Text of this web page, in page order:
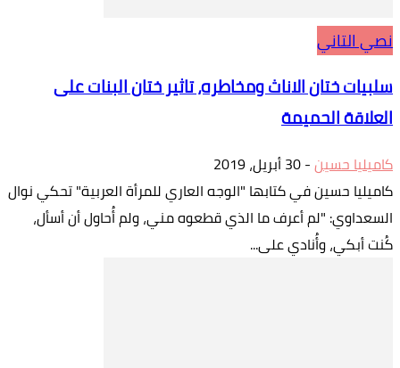
نصي التاني
سلبيات ختان الاناث ومخاطره، تاثير ختان البنات على
العلاقة الحميمة
كاميليا حسين-30 أبريل، 2019
كاميليا حسين في كتابها "الوجه العاري للمرأة العربية" تحكي نوال
السعداوي: "لم أعرف ما الذي قطعوه مني، ولم أُحاول أن أسأل،
كُنت أبكي، وأُنادي على...